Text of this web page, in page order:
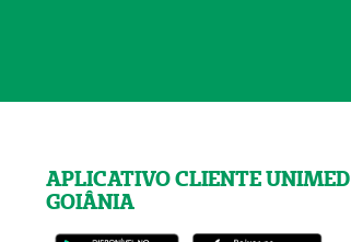
APLICATIVO CLIENTE UNIMED
GOIÂNIA